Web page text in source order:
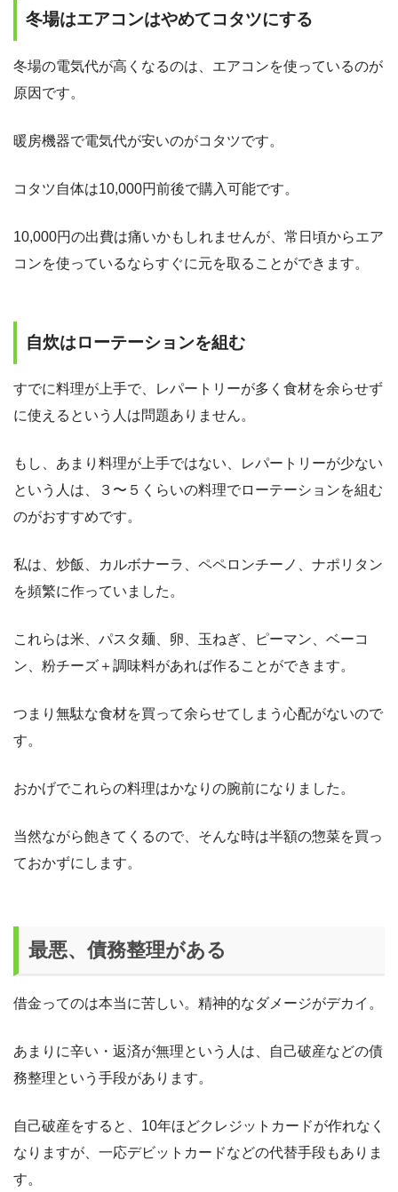
冬場はエアコンはやめてコタツにする
冬場の電気代が高くなるのは、エアコンを使っているのが
原因です。
暖房機器で電気代が安いのがコタツです。
コタツ自体は10,000円前後で購入可能です。
10,000円の出費は痛いかもしれませんが、常日頃からエア
コンを使っているならすぐに元を取ることができます。
自炊はローテーションを組む
すでに料理が上手で、レパートリーが多く食材を余らせず
に使えるという人は問題ありません。
もし、あまり料理が上手ではない、レパートリーが少ない
という人は、３〜５くらいの料理でローテーションを組む
のがおすすめです。
私は、炒飯、カルボナーラ、ペペロンチーノ、ナポリタン
を頻繁に作っていました。
これらは米、パスタ麺、卵、玉ねぎ、ピーマン、ベーコ
ン、粉チーズ＋調味料があれば作ることができます。
つまり無駄な食材を買って余らせてしまう心配がないので
す。
おかげでこれらの料理はかなりの腕前になりました。
当然ながら飽きてくるので、そんな時は半額の惣菜を買っ
ておかずにします。
最悪、債務整理がある
借金ってのは本当に苦しい。精神的なダメージがデカイ。
あまりに辛い・返済が無理という人は、自己破産などの債
務整理という手段があります。
自己破産をすると、10年ほどクレジットカードが作れなく
なりますが、一応デビットカードなどの代替手段もありま
す。